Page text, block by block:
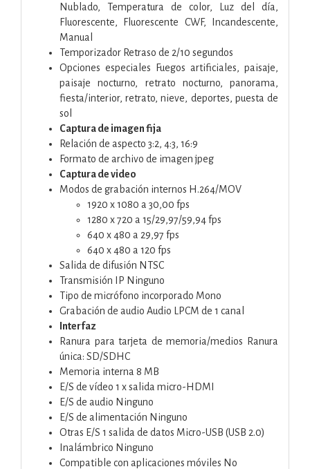
Nublado, Temperatura de color, Luz del día,
Fluorescente, Fluorescente CWF, Incandescente,
Manual
Temporizador Retraso de 2/10 segundos
Opciones especiales Fuegos artificiales, paisaje,
paisaje nocturno, retrato nocturno, panorama,
fiesta/interior, retrato, nieve, deportes, puesta de
sol
Captura de imagen fija
Relación de aspecto 3:2, 4:3, 16:9
Formato de archivo de imagen jpeg
Captura de video
Modos de grabación internos H.264/MOV
1920 x 1080 a 30,00 fps
1280 x 720 a 15/29,97/59,94 fps
640 x 480 a 29,97 fps
640 x 480 a 120 fps
Salida de difusión NTSC
Transmisión IP Ninguno
Tipo de micrófono incorporado Mono
Grabación de audio Audio LPCM de 1 canal
Interfaz
Ranura para tarjeta de memoria/medios Ranura
única: SD/SDHC
Memoria interna 8 MB
E/S de vídeo 1 x salida micro-HDMI
E/S de audio Ninguno
E/S de alimentación Ninguno
Otras E/S 1 salida de datos Micro-USB (USB 2.0)
Inalámbrico Ninguno
Compatible con aplicaciones móviles No